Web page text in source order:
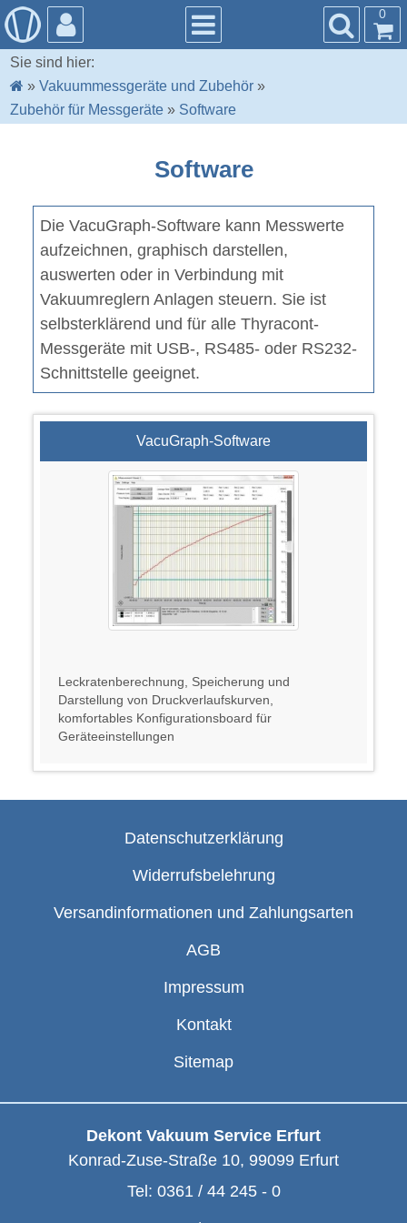
0
Sie sind hier:
»Vakuummessgeräte und Zubehör »
Zubehör für Messgeräte » Software
Software
Die VacuGraph-Software kann Messwerte
aufzeichnen, graphisch darstellen,
auswerten oder in Verbindung mit
Vakuumreglern Anlagen steuern. Sie ist
selbsterklärend und für alle Thyracont-
Messgeräte mit USB-, RS485- oder RS232-
Schnittstelle geeignet.
VacuGraph-Software
Leckratenberechnung, Speicherung und
Darstellung von Druckverlaufskurven,
komfortables Konfigurationsboard für
Geräteeinstellungen
Datenschutzerklärung
Widerrufsbelehrung
Versandinformationen und Zahlungsarten
AGB
Impressum
Kontakt
Sitemap
Dekont Vakuum Service Erfurt
Konrad-Zuse-Straße 10, 99099 Erfurt
Tel: 0361 / 44 245 - 0